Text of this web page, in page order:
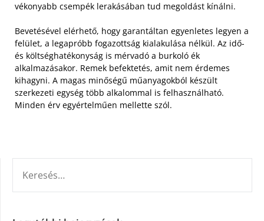
vékonyabb csempék lerakásában tud megoldást kínálni.
Bevetésével elérhető, hogy garantáltan egyenletes legyen a
felület, a legapróbb fogazottság kialakulása nélkül. Az idő-
és költséghatékonyság is mérvadó a burkoló ék
alkalmazásakor. Remek befektetés, amit nem érdemes
kihagyni. A magas minőségű műanyagokból készült
szerkezeti egység több alkalommal is felhasználható.
Minden érv egyértelműen mellette szól.